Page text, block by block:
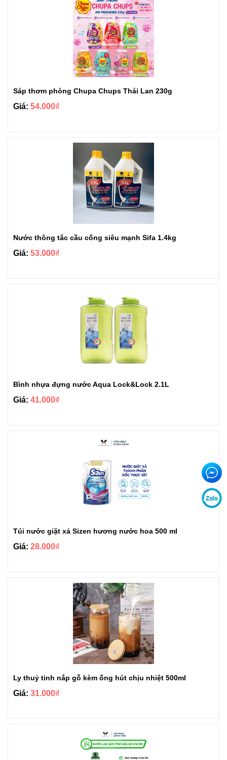
Sáp thơm phòng Chupa Chups Thái Lan 230g
Giá: 54.000₫
Nước thông tắc cầu cống siêu mạnh Sifa 1.4kg
Giá: 53.000₫
Bình nhựa đựng nước Aqua Lock&Lock 2.1L
Giá: 41.000₫
Túi nước giặt xả Sizen hương nước hoa 500 ml
Giá: 28.000₫
Ly thuỷ tinh nắp gỗ kèm ống hút chịu nhiệt 500ml
Giá: 31.000₫